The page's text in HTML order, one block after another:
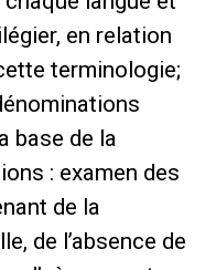
en relation
terminologie;
base de la
: examen des
de la
de l’absence de